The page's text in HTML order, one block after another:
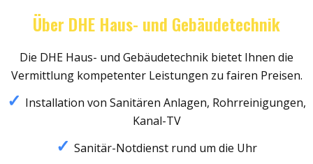
Über DHE Haus- und Gebäudetechnik
Die DHE Haus- und Gebäudetechnik bietet Ihnen die
Vermittlung kompetenter Leistungen zu fairen Preisen.
Installation von Sanitären Anlagen, Rohrreinigungen,
Kanal-TV
Sanitär-Notdienst rund um die Uhr